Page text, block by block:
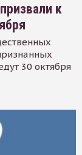
к
30 октября